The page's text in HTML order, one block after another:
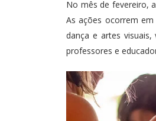
No mês de fevereiro,
As ações ocorrem
dança e artes
professores e